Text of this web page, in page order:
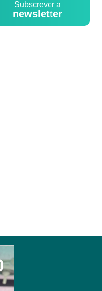
Subscrever a
newsletter